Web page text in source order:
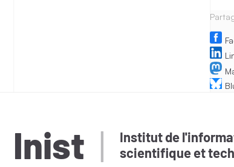
Inist
Institut de
scientifique et